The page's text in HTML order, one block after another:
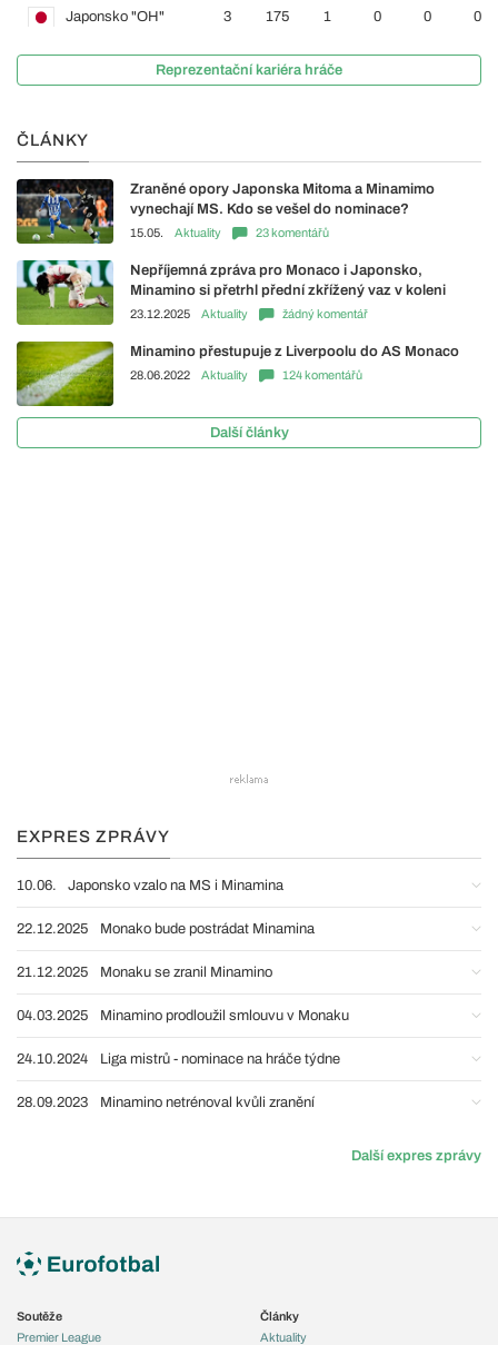
Japonsko "OH" 3 175 1 0 0 0
Reprezentační kariéra hráče
ČLÁNKY
Zraněné opory Japonska Mitoma a Minamimo
vynechají MS. Kdo se vešel do nominace?
15.05. Aktuality 23 komentářů
Nepříjemná zpráva pro Monaco i Japonsko,
Minamino si přetrhl přední zkřížený vaz v koleni
23.12.2025 Aktuality žádný komentář
Minamino přestupuje z Liverpoolu do AS Monaco
28.06.2022 Aktuality 124 komentářů
Další články
EXPRES ZPRÁVY
10.06. Japonsko vzalo na MS i Minamina
22.12.2025 Monako bude postrádat Minamina
21.12.2025 Monaku se zranil Minamino
04.03.2025 Minamino prodloužil smlouvu v Monaku
24.10.2024 Liga mistrů - nominace na hráče týdne
28.09.2023 Minamino netrénoval kvůli zranění
Další expres zprávy
Soutěže
Premier League
Články
Aktuality